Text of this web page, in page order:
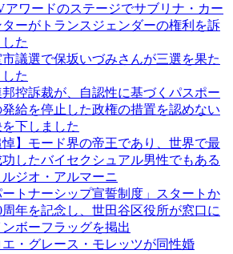
アワードのステージでサブリナ・カー
ーがトランスジェンダーの権利を訴
した
議選で保坂いづみさんが三選を果た
した
控訴裁が、自認性に基づくパスポー
発給を停止した政権の措置を認めない
を下しました
悼】モード界の帝王であり、世界で最
功したバイセクシュアル男性でもある
ルジオ・アルマーニ
ートナーシップ宣誓制度」スタートか
周年を記念し、世田谷区役所が窓口に
ンボーフラッグを掲出
エ・グレース・モレッツが同性婚